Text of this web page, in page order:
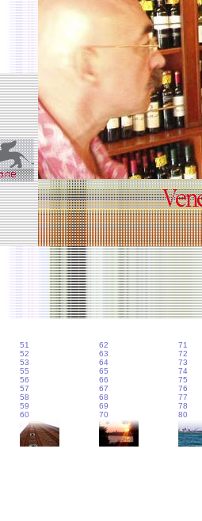
51
52
53
55
56
57
58
59
60
62
63
64
65
66
67
68
69
70
71
72
73
74
75
76
77
78
80